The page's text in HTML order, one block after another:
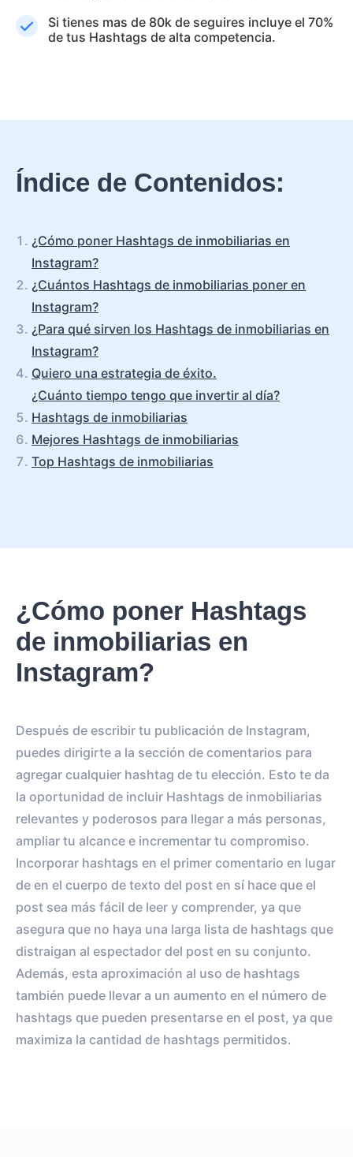
Si tienes mas de 80k de seguires incluye el 70%
de tus Hashtags de alta competencia.
Índice de Contenidos:
¿Cómo poner Hashtags de inmobiliarias en
Instagram?
¿Cuántos Hashtags de inmobiliarias poner en
Instagram?
¿Para qué sirven los Hashtags de inmobiliarias en
Instagram?
Quiero una estrategia de éxito.
¿Cuánto tiempo tengo que invertir al día?
Hashtags de inmobiliarias
Mejores Hashtags de inmobiliarias
Top Hashtags de inmobiliarias
¿Cómo poner Hashtags
de inmobiliarias en
Instagram?
Después de escribir tu publicación de Instagram,
puedes dirigirte a la sección de comentarios para
agregar cualquier hashtag de tu elección. Esto te da
la oportunidad de incluir Hashtags de inmobiliarias
relevantes y poderosos para llegar a más personas,
ampliar tu alcance e incrementar tu compromiso.
Incorporar hashtags en el primer comentario en lugar
de en el cuerpo de texto del post en sí hace que el
post sea más fácil de leer y comprender, ya que
asegura que no haya una larga lista de hashtags que
distraigan al espectador del post en su conjunto.
Además, esta aproximación al uso de hashtags
también puede llevar a un aumento en el número de
hashtags que pueden presentarse en el post, ya que
maximiza la cantidad de hashtags permitidos.